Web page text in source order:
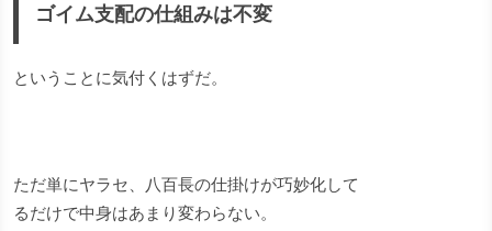
ゴイム支配の仕組みは不変
ということに気付くはずだ。
ただ単にヤラセ、八百長の仕掛けが巧妙化して
るだけで中身はあまり変わらない。